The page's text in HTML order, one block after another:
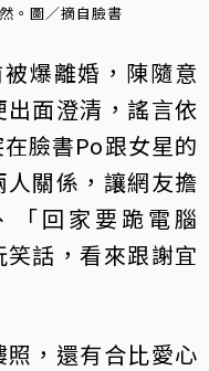
。圖／摘自臉書
爆離婚，陳隨意
面澄清，謠言依
臉書Po跟女星的
關係，讓網友擔
「回家要跪電腦
話，看來跟謝宜
，還有合比愛心